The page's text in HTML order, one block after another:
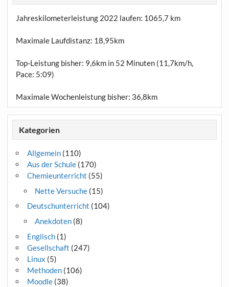
Jahreskilometerleistung 2022 laufen: 1065,7 km
Maximale Laufdistanz: 18,95km
Top-Leistung bisher: 9,6km in 52 Minuten (11,7km/h,
Pace: 5:09)
Maximale Wochenleistung bisher: 36,8km
Kategorien
Allgemein(110)
Aus der Schule(170)
Chemieunterricht (55)
Nette Versuche(15)
Deutschunterricht (104)
Anekdoten(8)
Englisch(1)
Gesellschaft (247)
Linux (5)
Methoden(106)
Moodle(38)